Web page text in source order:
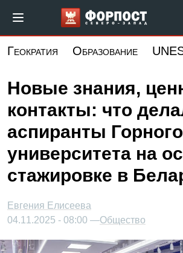
основному
Форпост
Геократия Образование
Новые знания,
контакты: что
аспиранты Горного
университета на
стажировке в
Евгения Елисеева
04.11.2025 - 08:00 —Общество